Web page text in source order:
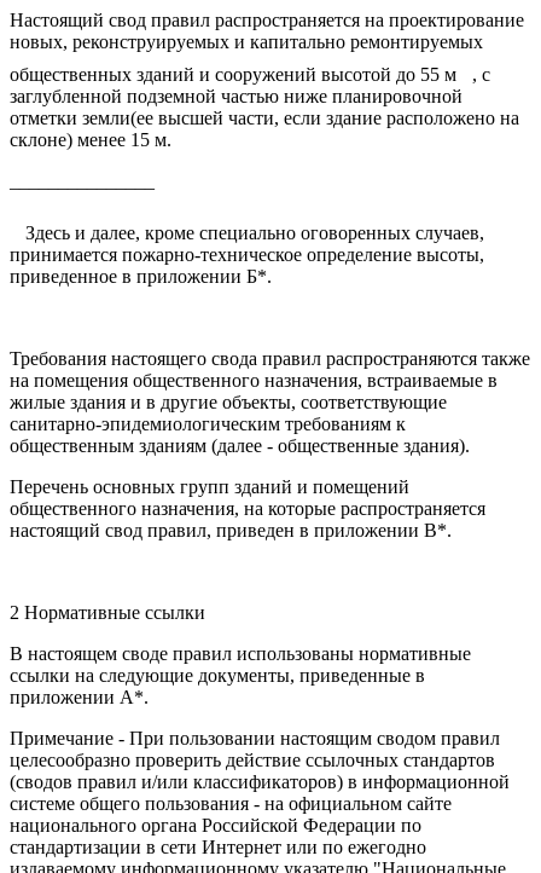
Настоящий свод правил распространяется на проектирование
новых, реконструируемых и капитально ремонтируемых
общественных зданий и сооружений высотой до 55 м
, с
заглубленной подземной частью ниже планировочной
отметки земли(ее высшей части, если здание расположено на
склоне) менее 15 м.
Здесь и далее, кроме специально оговоренных случаев,
принимается пожарно-техническое определение высоты,
приведенное в приложении Б*.
Требования настоящего свода правил распространяются также
на помещения общественного назначения, встраиваемые в
жилые здания и в другие объекты, соответствующие
санитарно-эпидемиологическим требованиям к
общественным зданиям (далее - общественные здания).
Перечень основных групп зданий и помещений
общественного назначения, на которые распространяется
настоящий свод правил, приведен в приложении В*.
2 Нормативные ссылки
В настоящем своде правил использованы нормативные
ссылки на следующие документы, приведенные в
приложении А*.
Примечание - При пользовании настоящим сводом правил
целесообразно проверить действие ссылочных стандартов
(сводов правил и/или классификаторов) в информационной
системе общего пользования - на официальном сайте
национального органа Российской Федерации по
стандартизации в сети Интернет или по ежегодно